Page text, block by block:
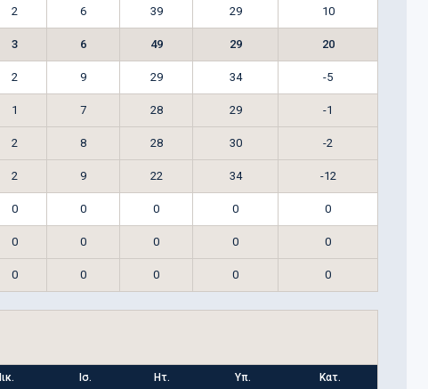
2 6 39 29 10
3 6 49 29 20
2 9 29 34 -5
1 7 28 29 -1
2 8 28 30 -2
2 9 22 34 -12
0 0 0 0 0
0 0 0 0 0
0 0 0 0 0
Ισ. Ητ. Υπ. Κατ.